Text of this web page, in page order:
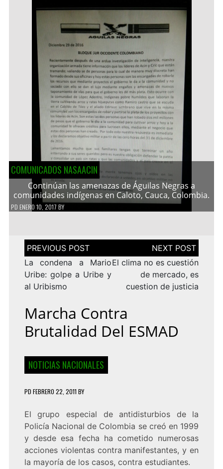
COMUNICADOS NASAACIN
Continúan las amenazas de Águilas Negras a
comunidades indígenas en Caloto, Cauca, Colombia.
PD ENERO 10, 2017 BY
Navegación
de
entradas
La condena a Mario
Uribe: golpe a Uribe y
al Uribismo
El clima no es cuestión
de mercado, es
cuestion de justicia
Marcha Contra
Brutalidad Del ESMAD
NOTICIAS NACIONALES
PD FEBRERO 22, 2011 BY
El grupo especial de antidisturbios de la
Policía Nacional de Colombia se creó en 1999
y desde esa fecha ha cometido numerosas
acciones violentas contra manifestantes, y en
la mayoría de los casos, contra estudiantes.